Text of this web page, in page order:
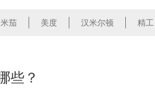
茄 美度 汉米尔顿 精工
些？